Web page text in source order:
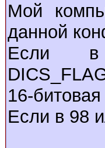
Мой
данной
Если в
16-битовая
Если в 98